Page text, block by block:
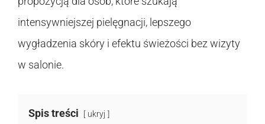
intensywniejszej pielęgnacji, lepszego
wygładzenia skóry i efektu świeżości bez wizyty
w salonie.
Spis treści ukryj